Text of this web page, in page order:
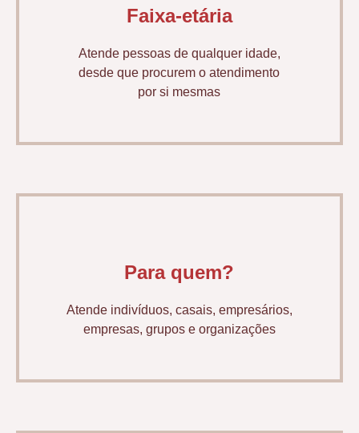
Faixa-etária
Atende pessoas de qualquer idade,
desde que procurem o atendimento
por si mesmas
Para quem?
Atende indivíduos, casais, empresários,
empresas, grupos e organizações